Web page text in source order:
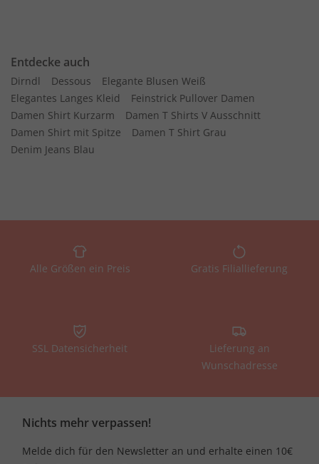
Entdecke auch
Dirndl Dessous
Elegante Blusen Weiß
Elegantes Langes Kleid
Feinstrick Pullover Damen
Damen Shirt Kurzarm
Damen T Shirts V Ausschnitt
Damen Shirt mit Spitze
Damen T Shirt Grau
Denim Jeans Blau
Alle Größen ein Preis Gratis Filiallieferung
SSL Datensicherheit
Lieferung an
Wunschadresse
Nichts mehr verpassen!
Melde dich für den Newsletter an und erhalte einen 10€